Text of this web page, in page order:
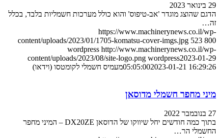
29 בינואר 2023
הדגם שהוצג מוגדר 'אב-טיפוס' והוא כולל מערכות חשמליות בלבד, בכלל
זה…
https://www.machinerynews.co.il/wp-
content/uploads/2023/01/1705-komatsu-cover-imgs.jpg 523 800
wordpress http://www.machinerynews.co.il/wp-
content/uploads/2023/08/site-logo.png wordpress2023-01-29
05:05:002023-01-21 16:29:26 מעמיס חשמלי לקומטסו (וידאו)
מיני מחפר חשמלי מדוסאן
27 בנובמבר 2022
בתוך כמה חודשים יחל שיווקו של הדוסאן DX20ZE – המיני מחפר
החשמלי הר…